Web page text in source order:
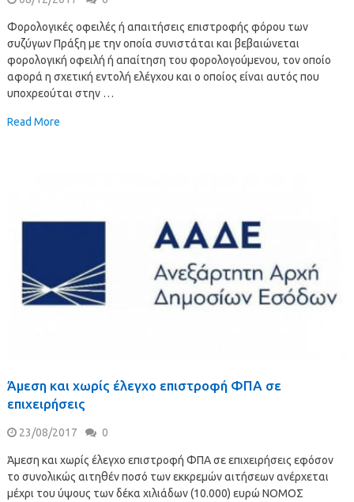
Φορολογικές οφειλές ή απαιτήσεις επιστροφής φόρου των
συζύγων Πράξη με την οποία συνιστάται και βεβαιώνεται
φορολογική οφειλή ή απαίτηση του φορολογούμενου, τον οποίο
αφορά η σχετική εντολή ελέγχου και ο οποίος είναι αυτός που
υποχρεούται στην …
Read More
Άμεση και χωρίς έλεγχο επιστροφή ΦΠΑ σε
επιχειρήσεις
23/08/2017 0
Άμεση και χωρίς έλεγχο επιστροφή ΦΠΑ σε επιχειρήσεις εφόσον
το συνολικώς αιτηθέν ποσό των εκκρεμών αιτήσεων ανέρχεται
μέχρι του ύψους των δέκα χιλιάδων (10.000) ευρώ NOMOΣ